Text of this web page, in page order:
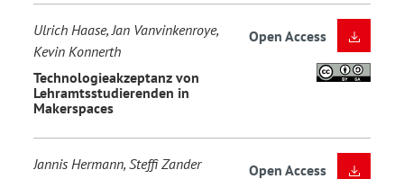
Ulrich Haase, Jan Vanvinkenroye,
Kevin Konnerth
Technologieakzeptanz von
Lehramtsstudierenden in
Makerspaces
Open Access
Jannis Hermann, Steffi Zander
Open Access